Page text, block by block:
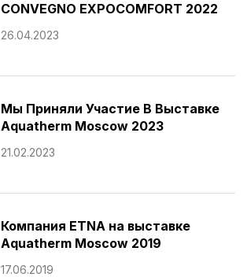
CONVEGNO EXPOCOMFORT 2022
26.04.2023
Мы Приняли Участие В Выставке
Aquatherm Moscow 2023
21.02.2023
Компания ETNA на выставке
Aquatherm Moscow 2019
17.06.2019